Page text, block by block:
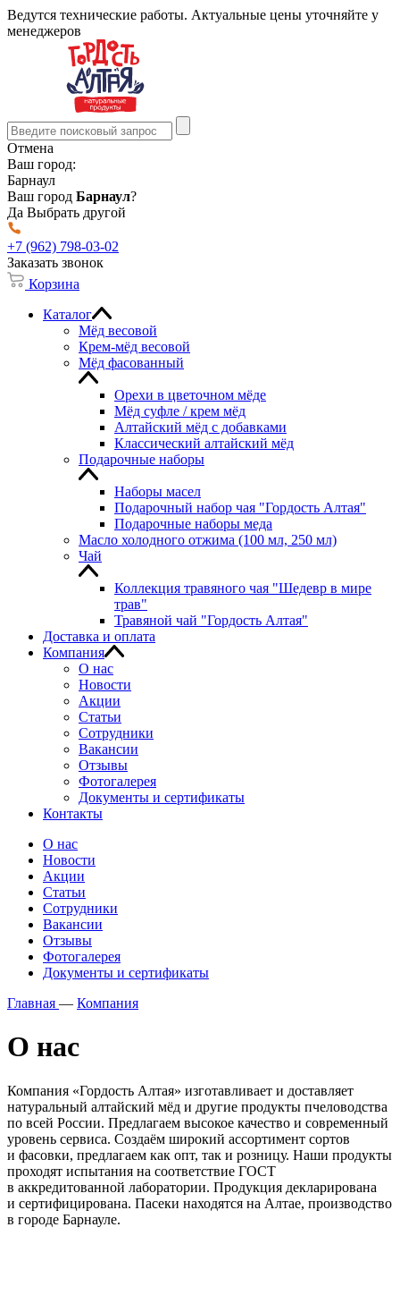
Ведутся технические работы. Актуальные цены уточняйте у
менеджеров
Отмена
Ваш город:
Барнаул
Ваш город Барнаул?
Да Выбрать другой
+7 (962) 798-03-02
Заказать звонок
Корзина
Каталог
Мёд весовой
Крем-мёд весовой
Мёд фасованный
Орехи в цветочном мёде
Мёд суфле / крем мёд
Алтайский мёд с добавками
Классический алтайский мёд
Подарочные наборы
Наборы масел
Подарочный набор чая "Гордость Алтая"
Подарочные наборы меда
Масло холодного отжима (100 мл, 250 мл)
Чай
Коллекция травяного чая "Шедевр в мире
трав"
Травяной чай "Гордость Алтая"
Доставка и оплата
Компания
О нас
Новости
Акции
Статьи
Сотрудники
Вакансии
Отзывы
Фотогалерея
Документы и сертификаты
Контакты
О нас
Новости
Акции
Статьи
Сотрудники
Вакансии
Отзывы
Фотогалерея
Документы и сертификаты
Главная — Компания
О нас
Компания «Гордость Алтая» изготавливает и доставляет
натуральный алтайский мёд и другие продукты пчеловодства
по всей России. Предлагаем высокое качество и современный
уровень сервиса. Создаём широкий ассортимент сортов
и фасовки, предлагаем как опт, так и розницу. Наши продукты
проходят испытания на соответствие ГОСТ
в аккредитованной лаборатории. Продукция декларирована
и сертифицирована. Пасеки находятся на Алтае, производство
в городе Барнауле.